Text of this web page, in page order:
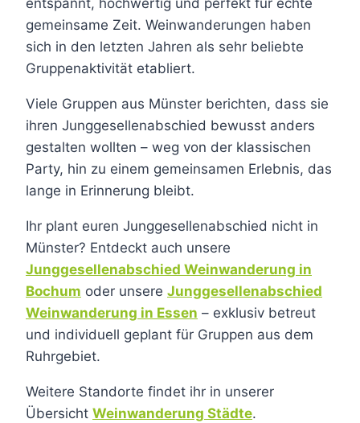
entspannt, hochwertig und perfekt für echte
gemeinsame Zeit. Weinwanderungen haben
sich in den letzten Jahren als sehr beliebte
Gruppenaktivität etabliert.
Viele Gruppen aus Münster berichten, dass sie
ihren Junggesellenabschied bewusst anders
gestalten wollten – weg von der klassischen
Party, hin zu einem gemeinsamen Erlebnis, das
lange in Erinnerung bleibt.
Ihr plant euren Junggesellenabschied nicht in
Münster? Entdeckt auch unsere
Junggesellenabschied Weinwanderung in
Bochum oder unsere Junggesellenabschied
Weinwanderung in Essen – exklusiv betreut
und individuell geplant für Gruppen aus dem
Ruhrgebiet.
Weitere Standorte findet ihr in unserer
Übersicht Weinwanderung Städte.